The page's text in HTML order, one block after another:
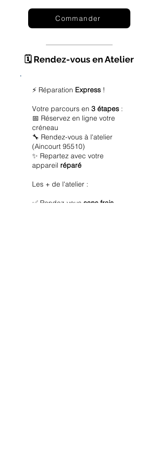
Commander
🗓️ Rendez-vous en Atelier
⚡ Réparation Express !
Votre parcours en 3 étapes :
📅 Réservez en ligne votre
créneau
🔧 Rendez-vous à l'atelier
(Aincourt 95510)
✨ Repartez avec votre
appareil réparé
Les + de l'atelier :
✅ Rendez-vous sans frais